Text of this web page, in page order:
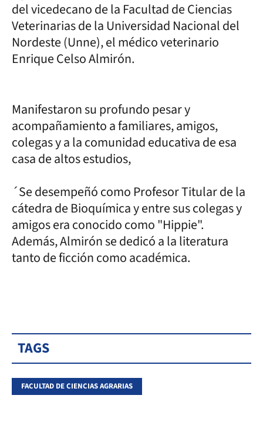
del vicedecano de la Facultad de Ciencias
Veterinarias de la Universidad Nacional del
Nordeste (Unne), el médico veterinario
Enrique Celso Almirón.
Manifestaron su profundo pesar y
acompañamiento a familiares, amigos,
colegas y a la comunidad educativa de esa
casa de altos estudios,
´Se desempeñó como Profesor Titular de la
cátedra de Bioquímica y entre sus colegas y
amigos era conocido como "Hippie".
Además, Almirón se dedicó a la literatura
tanto de ficción como académica.
TAGS
FACULTAD DE CIENCIAS AGRARIAS